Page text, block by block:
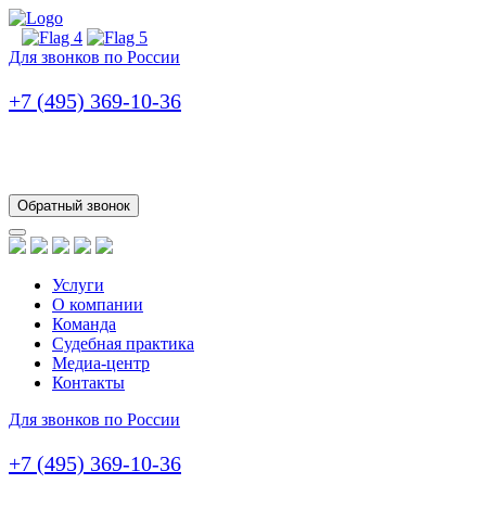
Для звонков по России
+7 (495) 369-10-36
Обратный звонок
Услуги
О компании
Команда
Судебная практика
Медиа-центр
Контакты
Для звонков по России
+7 (495) 369-10-36